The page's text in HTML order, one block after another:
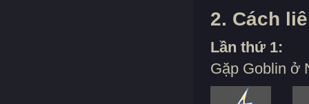
2. Cách
Lần thứ 1:
Gặp Goblin ở